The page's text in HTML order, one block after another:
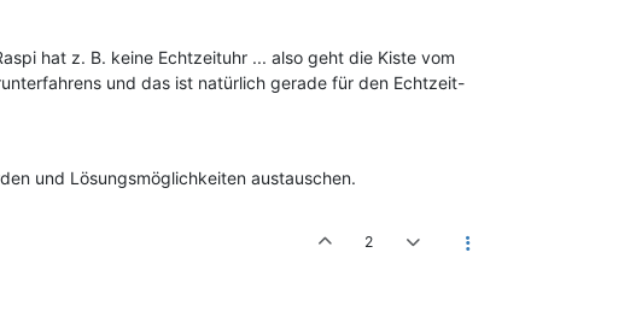
hat z. B. keine Echtzeituhr ... also geht die Kiste vom
und das ist natürlich gerade für den Echtzeit-
und Lösungsmöglichkeiten austauschen.
2